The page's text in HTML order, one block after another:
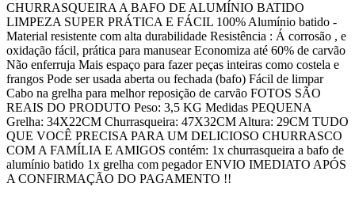
CHURRASQUEIRA A BAFO DE ALUMÍNIO BATIDO
LIMPEZA SUPER PRÁTICA E FÁCIL 100% Alumínio batido -
Material resistente com alta durabilidade Resistência : Á corrosão , e
oxidação fácil, prática para manusear Economiza até 60% de carvão
Não enferruja Mais espaço para fazer peças inteiras como costela e
frangos Pode ser usada aberta ou fechada (bafo) Fácil de limpar
Cabo na grelha para melhor reposição de carvão FOTOS SÃO
REAIS DO PRODUTO Peso: 3,5 KG Medidas PEQUENA
Grelha: 34X22CM Churrasqueira: 47X32CM Altura: 29CM TUDO
QUE VOCÊ PRECISA PARA UM DELICIOSO CHURRASCO
COM A FAMÍLIA E AMIGOS contém: 1x churrasqueira a bafo de
alumínio batido 1x grelha com pegador ENVIO IMEDIATO APÓS
A CONFIRMAÇÃO DO PAGAMENTO !!